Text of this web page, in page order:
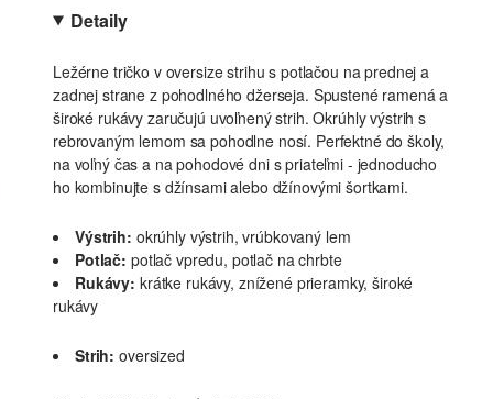
Detaily
Ležérne tričko v oversize strihu s potlačou na prednej a
zadnej strane z pohodlného džerseja. Spustené ramená a
široké rukávy zaručujú uvoľnený strih. Okrúhly výstrih s
rebrovaným lemom sa pohodlne nosí. Perfektné do školy,
na voľný čas a na pohodové dni s priateľmi - jednoducho
ho kombinujte s džínsami alebo džínovými šortkami.
Výstrih: okrúhly výstrih, vrúbkovaný lem
Potlač: potlač vpredu, potlač na chrbte
Rukávy: krátke rukávy, znížené prieramky, široké
rukávy
Strih: oversized